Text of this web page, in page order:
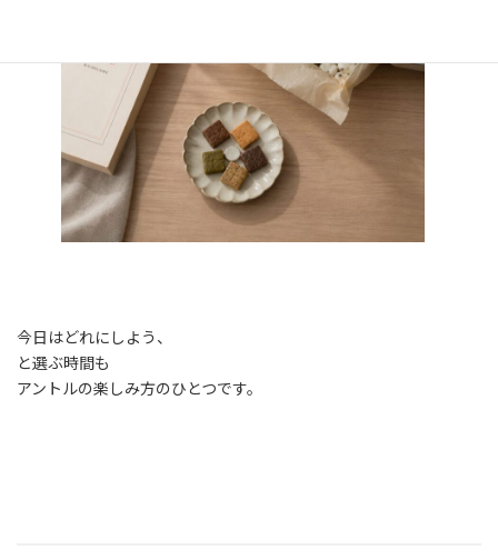
今日はどれにしよう、
と選ぶ時間も
アントルの楽しみ方のひとつです。